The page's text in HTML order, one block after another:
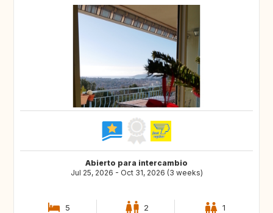
Abierto para intercambio
Jul 25, 2026 - Oct 31, 2026 (3 weeks)
5 2 1